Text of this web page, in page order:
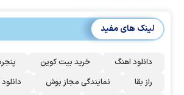
لینک های مفید
دانلود اهنگ خرید بیت کوین
راز بقا
نمایندگی مجاز بوش